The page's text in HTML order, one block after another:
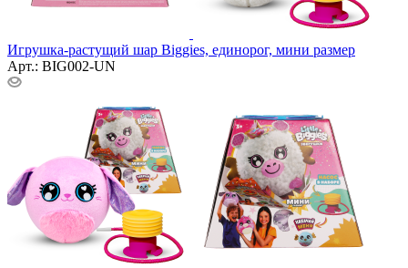
Игрушка-растущий шар Biggies, единорог, мини размер
Арт.: BIG002-UN